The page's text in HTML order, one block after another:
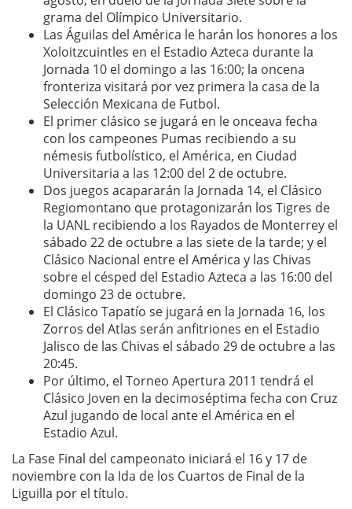
grama del Olímpico Universitario.
Las Águilas del América le harán los honores a los
Xoloitzcuintles en el Estadio Azteca durante la
Jornada 10 el domingo a las 16:00; la oncena
fronteriza visitará por vez primera la casa de la
Selección Mexicana de Futbol.
El primer clásico se jugará en le onceava fecha
con los campeones Pumas recibiendo a su
némesis futbolístico, el América, en Ciudad
Universitaria a las 12:00 del 2 de octubre.
Dos juegos acapararán la Jornada 14, el Clásico
Regiomontano que protagonizarán los Tigres de
la UANL recibiendo a los Rayados de Monterrey el
sábado 22 de octubre a las siete de la tarde; y el
Clásico Nacional entre el América y las Chivas
sobre el césped del Estadio Azteca a las 16:00 del
domingo 23 de octubre.
El Clásico Tapatío se jugará en la Jornada 16, los
Zorros del Atlas serán anfitriones en el Estadio
Jalisco de las Chivas el sábado 29 de octubre a las
20:45.
Por último, el Torneo Apertura 2011 tendrá el
Clásico Joven en la decimoséptima fecha con Cruz
Azul jugando de local ante el América en el
Estadio Azul.
La Fase Final del campeonato iniciará el 16 y 17 de
noviembre con la Ida de los Cuartos de Final de la
Liguilla por el título.